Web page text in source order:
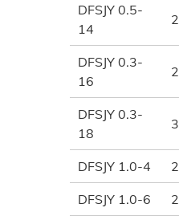
DFSJY 0.5-
14
DFSJY 0.3-
16
DFSJY 0.3-
18
DFSJY 1.0-4
DFSJY 1.0-6